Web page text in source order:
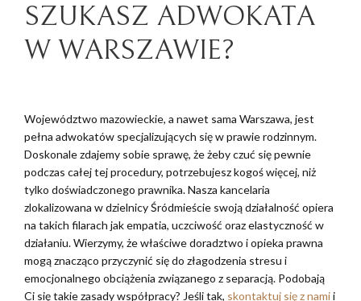
SZUKASZ ADWOKATA
W WARSZAWIE?
Województwo mazowieckie, a nawet sama Warszawa, jest
pełna adwokatów specjalizujących się w prawie rodzinnym.
Doskonale zdajemy sobie sprawę, że żeby czuć się pewnie
podczas całej tej procedury, potrzebujesz kogoś więcej, niż
tylko doświadczonego prawnika. Nasza kancelaria
zlokalizowana w dzielnicy Śródmieście swoją działalność opiera
na takich filarach jak empatia, uczciwość oraz elastyczność w
działaniu. Wierzymy, że właściwe doradztwo i opieka prawna
mogą znacząco przyczynić się do złagodzenia stresu i
emocjonalnego obciążenia związanego z separacją. Podobają
Ci się takie zasady współpracy? Jeśli tak, skontaktuj się z namii